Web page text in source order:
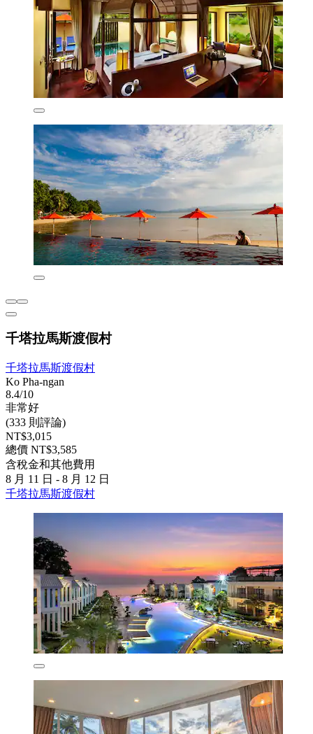
千塔拉馬斯渡假村
千塔拉馬斯渡假村
Ko Pha-ngan
8.4/10
非常好
(333 則評論)
NT$3,015
總價 NT$3,585
含稅金和其他費用
8 月 11 日 - 8 月 12 日
千塔拉馬斯渡假村